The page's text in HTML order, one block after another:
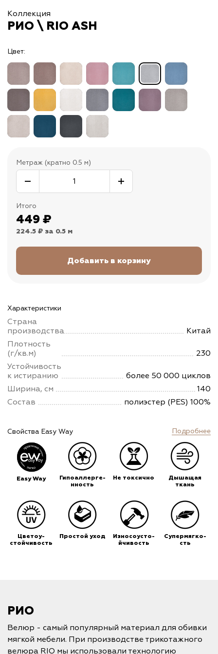
Коллекция
РИО \ RIO ASH
Цвет:
Метраж (кратно 0.5 м)
Итого
449 ₽
224.5 ₽ за 0.5 м
Характеристики
Страна
производства
Китай
Плотность
(г/кв.м)
230
Устойчивость
к истиранию
более 50 000 циклов
Ширина, см
140
Состав
полиэстер (PES) 100%
Свойства Easy Way Подробнее
Easy Way
Гипоаллерге-
нность
Не токсично
Дышащая
ткань
Цветоу-
стойчивость
Простой уход
Износоусто-
йчивость
Супермягко-
сть
РИО
Велюр - самый популярный материал для обивки
мягкой мебели. При производстве трикотажного
велюра RIO мы использовали технологию